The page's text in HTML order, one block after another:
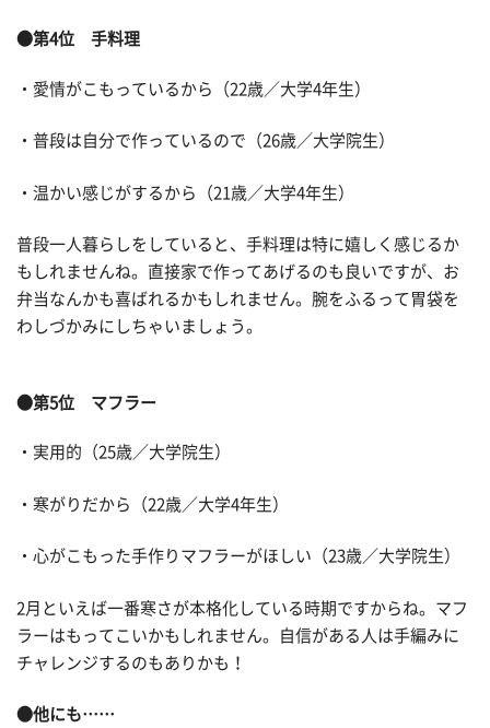
●第4位 手料理
・愛情がこもっているから（22歳／大学4年生）
・普段は自分で作っているので（26歳／大学院生）
・温かい感じがするから（21歳／大学4年生）
普段一人暮らしをしていると、手料理は特に嬉しく感じるか
もしれませんね。直接家で作ってあげるのも良いですが、お
弁当なんかも喜ばれるかもしれません。腕をふるって胃袋を
わしづかみにしちゃいましょう。
●第5位 マフラー
・実用的（25歳／大学院生）
・寒がりだから（22歳／大学4年生）
・心がこもった手作りマフラーがほしい（23歳／大学院生）
2月といえば一番寒さが本格化している時期ですからね。マフ
ラーはもってこいかもしれません。自信がある人は手編みに
チャレンジするのもありかも！
●他にも……